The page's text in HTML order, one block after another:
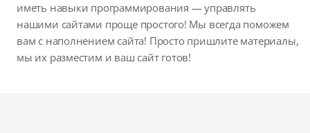
иметь навыки программирования — управлять
нашими сайтами проще простого! Мы всегда поможем
вам с наполнением сайта! Просто пришлите материалы,
мы их разместим и ваш сайт готов!